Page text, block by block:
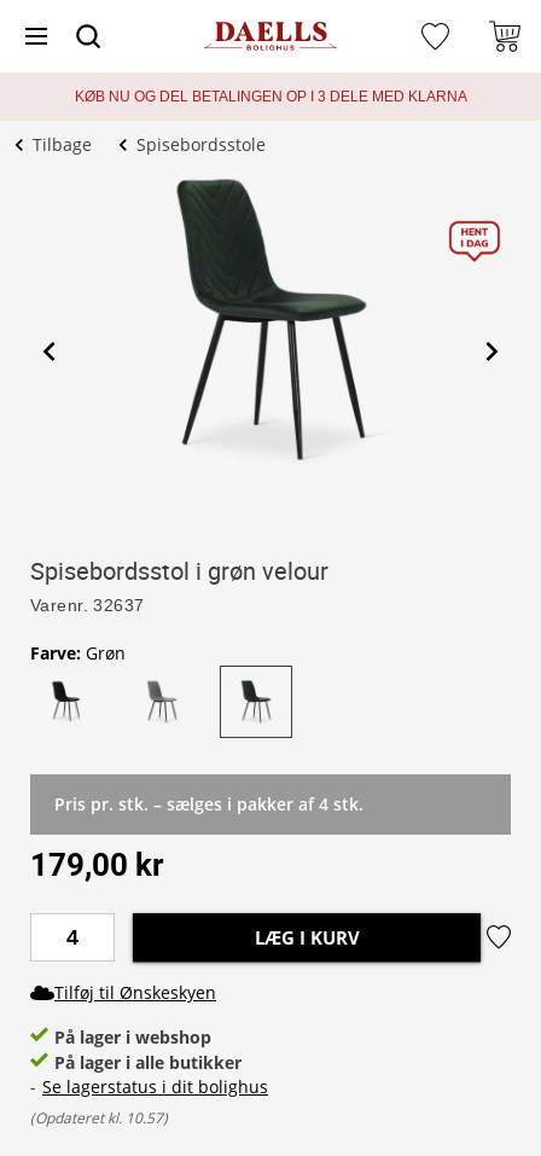
KØB NU OG DEL BETALINGEN OP I 3 DELE MED KLARNA
Tilbage Spisebordsstole
Spisebordsstol i grøn velour
Varenr. 32637
Farve: Grøn
Pris pr. stk. – sælges i pakker af 4 stk.
179,00 kr
LÆG I KURV
Tilføj til Ønskeskyen
På lager i webshop
På lager i alle butikker
- Se lagerstatus i dit bolighus
(Opdateret kl. 10.57)